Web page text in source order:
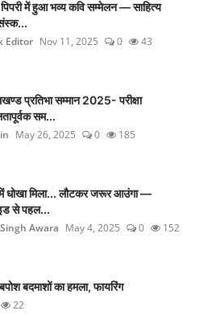
पिपरी में हुआ भव्य कवि सम्मेलन — साहित्य
Editor Nov 11, 2025 0 43
प्रतिभा सम्मान 2025- परीक्षा
सम...
May 26, 2025 0 185
में धोखा मिला... लौटकर जरूर आउंगा —
से पहल...
Awara May 4, 2025 0 152
बदमाशों का हमला, फायरिंग
22